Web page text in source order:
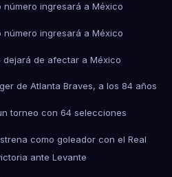
número ingresará a México
número ingresará a México
dejará de afectar a México
de Atlanta Braves, a los 84 años
torneo con 64 selecciones
como goleador con el Real
ante Levante